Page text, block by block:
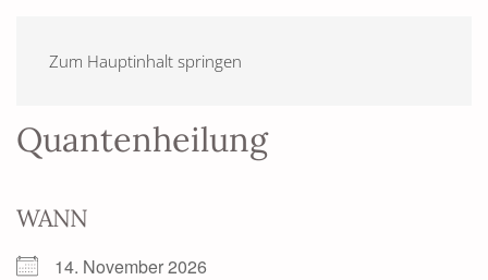
Zum Hauptinhalt springen
Quantenheilung
WANN
14. November 2026